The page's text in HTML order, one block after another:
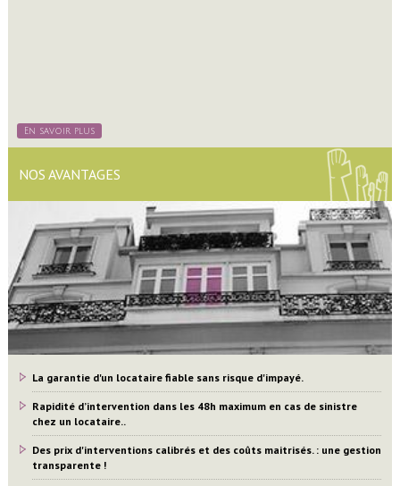
En savoir plus
NOS AVANTAGES
La garantie d'un locataire fiable sans risque d'impayé.
Rapidité d’intervention dans les 48h maximum en cas de sinistre
chez un locataire..
Des prix d'interventions calibrés et des coûts maitrisés. : une gestion
transparente !